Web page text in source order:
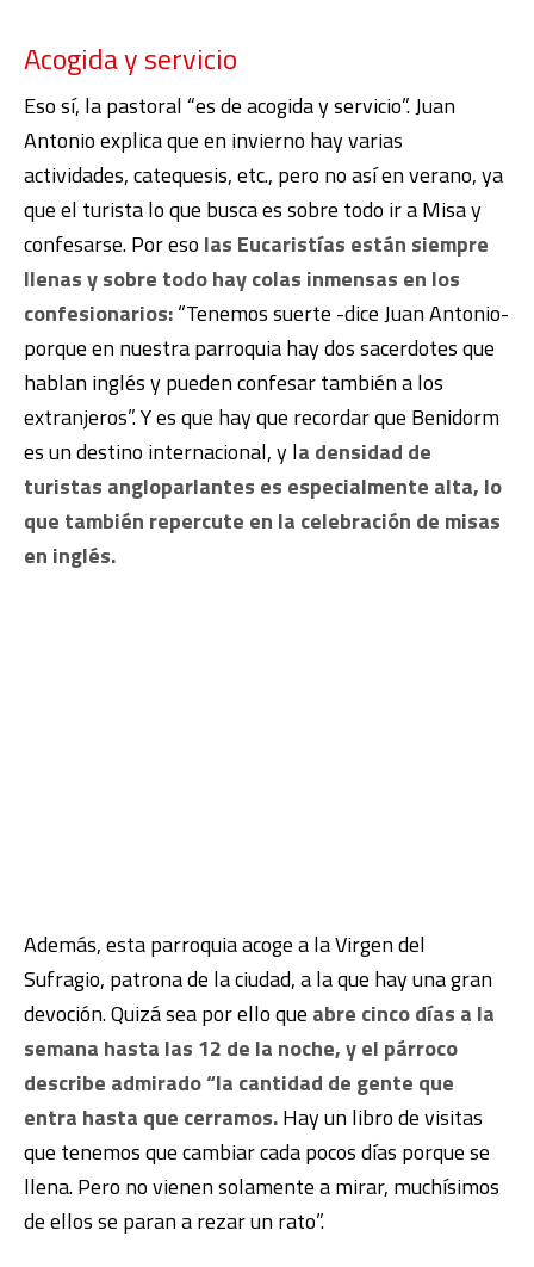
Acogida y servicio
Eso sí, la pastoral “es de acogida y servicio”. Juan
Antonio explica que en invierno hay varias
actividades, catequesis, etc., pero no así en verano, ya
que el turista lo que busca es sobre todo ir a Misa y
confesarse. Por eso las Eucaristías están siempre
llenas y sobre todo hay colas inmensas en los
confesionarios:“Tenemos suerte -dice Juan Antonio-
porque en nuestra parroquia hay dos sacerdotes que
hablan inglés y pueden confesar también a los
extranjeros”. Y es que hay que recordar que Benidorm
es un destino internacional, y la densidad de
turistas angloparlantes es especialmente alta, lo
que también repercute en la celebración de misas
en inglés.
Además, esta parroquia acoge a la Virgen del
Sufragio, patrona de la ciudad, a la que hay una gran
devoción. Quizá sea por ello que abre cinco días a la
semana hasta las 12 de la noche, y el párroco
describe admirado “la cantidad de gente que
entra hasta que cerramos.Hay un libro de visitas
que tenemos que cambiar cada pocos días porque se
llena. Pero no vienen solamente a mirar, muchísimos
de ellos se paran a rezar un rato”.